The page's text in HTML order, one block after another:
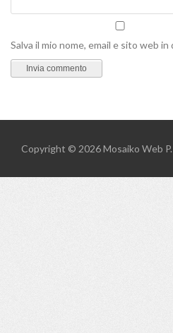
Salva il mio nome, email e sito web
Copyright © 2026Mosaiko Web